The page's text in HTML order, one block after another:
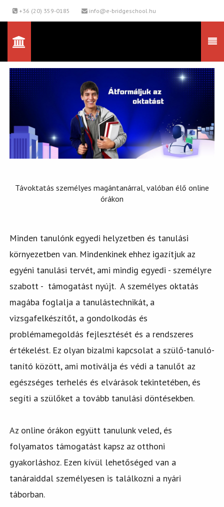
+36 (20) 359-0185 info@e-bridgeschool.hu
Távoktatás személyes magántanárral, valóban élő online
órákon
Minden tanulónk egyedi helyzetben és tanulási
környezetben van. Mindenkinek ehhez igazítjuk az
egyéni tanulási tervét, ami mindig egyedi - személyre
szabott - támogatást nyújt. A személyes oktatás
magába foglalja a tanulástechnikát, a
vizsgafelkészítőt, a gondolkodás és
problémamegoldás fejlesztését és a rendszeres
értékelést. Ez olyan bizalmi kapcsolat a szülő-tanuló-
tanító között, ami motiválja és védi a tanulőt az
egészséges terhelés és elvárások tekintetében, és
segíti a szülőket a tovább tanulási döntésekben.
Az online órákon együtt tanulunk veled, és
folyamatos támogatást kapsz az otthoni
gyakorláshoz. Ezen kívül lehetőséged van a
tanáraiddal személyesen is találkozni a nyári
táborban.